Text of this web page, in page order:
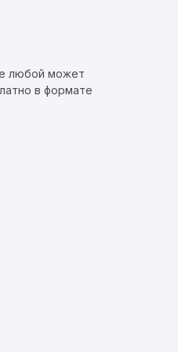
любой может
в формате